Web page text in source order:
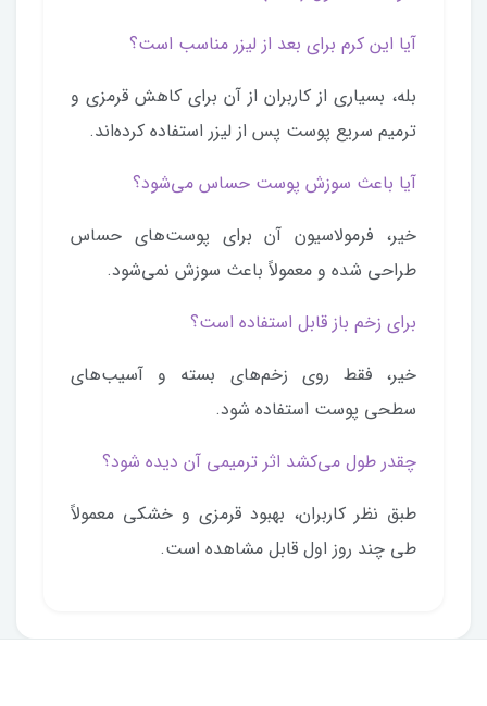
آیا این کرم برای بعد از لیزر مناسب است؟
بله، بسیاری از کاربران از آن برای کاهش قرمزی و
ترمیم سریع پوست پس از لیزر استفاده کرده‌اند.
آیا باعث سوزش پوست حساس می‌شود؟
خیر، فرمولاسیون آن برای پوست‌های حساس
طراحی شده و معمولاً باعث سوزش نمی‌شود.
برای زخم باز قابل استفاده است؟
خیر، فقط روی زخم‌های بسته و آسیب‌های
سطحی پوست استفاده شود.
چقدر طول می‌کشد اثر ترمیمی آن دیده شود؟
طبق نظر کاربران، بهبود قرمزی و خشکی معمولاً
طی چند روز اول قابل مشاهده است.